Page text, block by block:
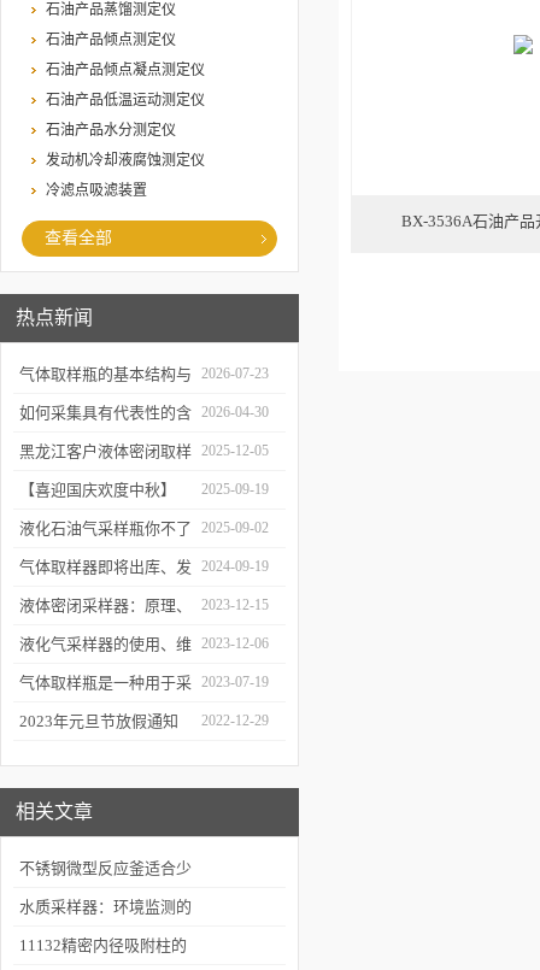
石油产品蒸馏测定仪
石油产品倾点测定仪
石油产品倾点凝点测定仪
石油产品低温运动测定仪
石油产品水分测定仪
发动机冷却液腐蚀测定仪
冷滤点吸滤装置
查看全部
热点新闻
气体取样瓶的基本结构与
工作逻辑是什么？
2026-07-23
如何采集具有代表性的含
油水样？——石油类采水
器原理与使用
2026-04-30
黑龙江客户液体密闭取样
器项目顺利交付
2025-12-05
【喜迎国庆欢度中秋】
2025年国庆中秋放假通知
2025-09-19
液化石油气采样瓶你不了
解的知识！
2025-09-02
气体取样器即将出库、发
货！
2024-09-19
液体密闭采样器：原理、
应用和优势
2023-12-15
液化气采样器的使用、维
护与优化
2023-12-06
气体取样瓶是一种用于采
集、贮存和分析气体样品
2023-07-19
2023年元旦节放假通知 2022-12-29
相关文章
不锈钢微型反应釜适合少
量样品的小试反应
水质采样器：环境监测的
“精准之眼”
11132精密内径吸附柱的
BX-3536A石油产